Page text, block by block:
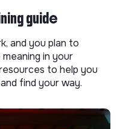
guide
and you plan to
in your
to help you
find your way.